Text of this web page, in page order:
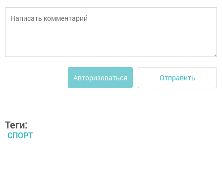
Авторизоваться Отправить
Теги:
СПОРТ